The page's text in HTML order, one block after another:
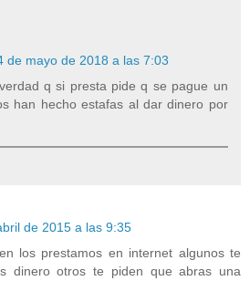
de mayo de 2018 a las 7:03
q si presta pide q se pague un
han hecho estafas al dar dinero por
de 2015 a las 9:35
los prestamos en internet algunos te
dinero otros te piden que abras una